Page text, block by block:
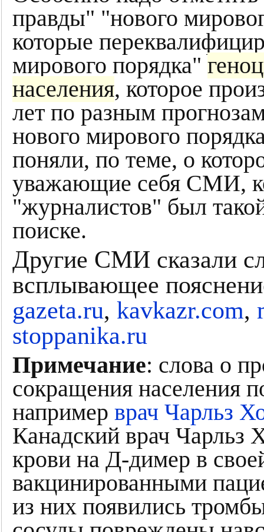
правды" "нового
которые
мирового порядка"
населения, которое
лет по разным
нового мирового
поняли, по теме, о
уважающие себя СМИ,
"журналистов" был
поиске.
Другие СМИ сказали
всплывающее
gazeta.ru, kavkazr.com,
stoppanika.ru
Примечание: слова о
сокращения населения
например врач Чарльз
Канадский врач Чарльз
крови на Д-димер в
вакцинированными
из них появились